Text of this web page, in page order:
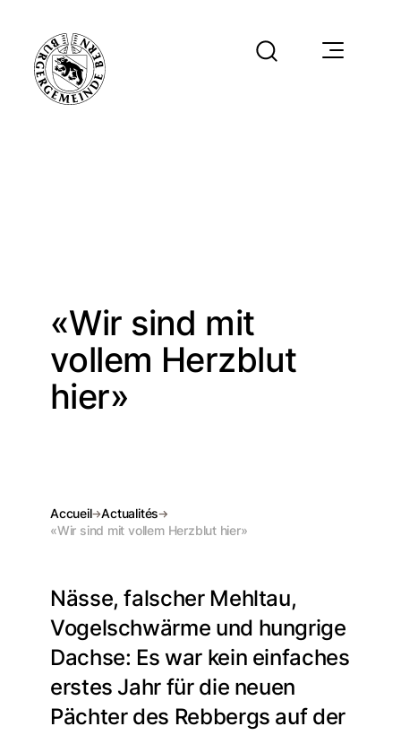
«Wir sind mit
vollem Herzblut
hier»
Accueil
Actualités
«Wir sind mit vollem Herzblut hier»
Nässe, falscher Mehltau,
Vogelschwärme und hungrige
Dachse: Es war kein einfaches
erstes Jahr für die neuen
Pächter des Rebbergs auf der